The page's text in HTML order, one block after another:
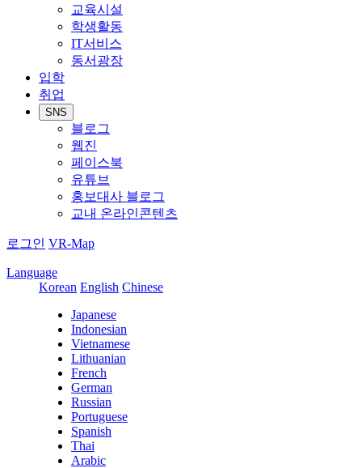
교육시설
학생활동
IT서비스
동서광장
입학
취업
SNS
블로그
웹진
페이스북
유튜브
홍보대사 블로그
교내 온라인콘텐츠
로그인 VR-Map
Language
Korean English Chinese
Japanese
Indonesian
Vietnamese
Lithuanian
French
German
Russian
Portuguese
Spanish
Thai
Arabic